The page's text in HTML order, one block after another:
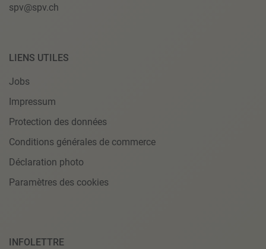
spv@spv.ch
LIENS UTILES
Jobs
Impressum
Protection des données
Conditions générales de commerce
Déclaration photo
Paramètres des cookies
INFOLETTRE